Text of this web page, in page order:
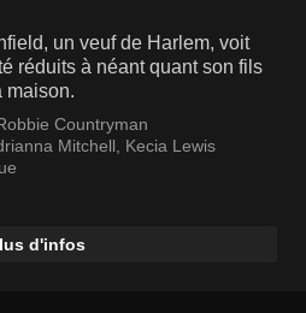
un veuf de Harlem, voit
réduits à néant quant son fils
maison.
Countryman
Mitchell, Kecia Lewis
d'infos